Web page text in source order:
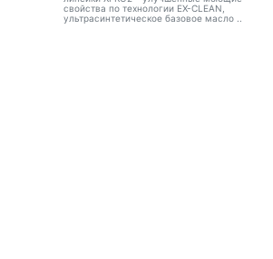
свойства по технологии EX-CLEAN,
ультрасинтетическое базовое масло ..